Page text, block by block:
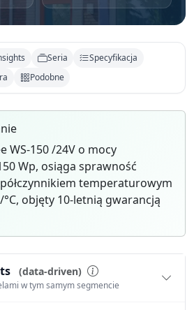
Seria
Specyfikacja
Podobne
WS-150 /24V o mocy
Wp, osiąga sprawność
temperaturowym
°C, objęty 10-letnią gwarancją
(data-driven)
w tym samym segmencie